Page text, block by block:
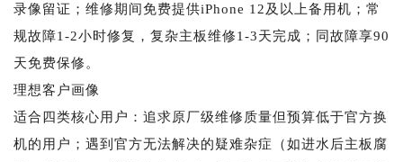
录像留证；维修期间免费提供iPhone 12及以上备用机；常
规故障1-2小时修复，复杂主板维修1-3天完成；同故障享90
天免费保修。
理想客户画像
适合四类核心用户：追求原厂级维修质量但预算低于官方换
机的用户；遇到官方无法解决的疑难杂症（如进水后主板腐